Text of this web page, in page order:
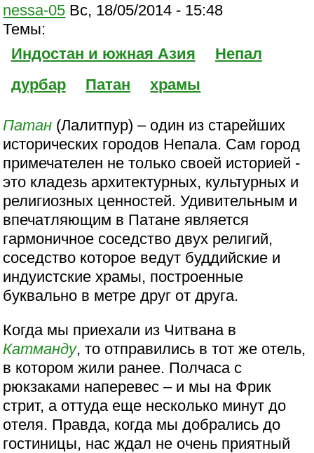
nessa-05 Вс, 18/05/2014 - 15:48
Темы:
Индостан и южная Азия
Непал
дурбар
Патан храмы
Патан (Лалитпур) – один из старейших
исторических городов Непала. Сам город
примечателен не только своей историей -
это кладезь архитектурных, культурных и
религиозных ценностей. Удивительным и
впечатляющим в Патане является
гармоничное соседство двух религий,
соседство которое ведут буддийские и
индуистские храмы, построенные
буквально в метре друг от друга.
Когда мы приехали из Читвана в
Катманду, то отправились в тот же отель,
в котором жили ранее. Полчаса с
рюкзаками наперевес – и мы на Фрик
стрит, а оттуда еще несколько минут до
отеля. Правда, когда мы добрались до
гостиницы, нас ждал не очень приятный